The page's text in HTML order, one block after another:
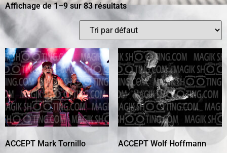
Affichage de 1–9 sur 83 résultats
ACCEPT Mark Tornillo ACCEPT Wolf Hoffmann